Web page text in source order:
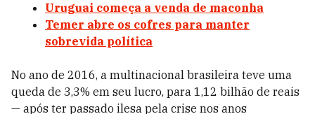
Uruguai começa a venda de maconha
Temer abre os cofres para manter
sobrevida política
No ano de 2016, a multinacional brasileira teve uma
queda de 3,3% em seu lucro, para 1,12 bilhão de reais
— após ter passado ilesa pela crise nos anos